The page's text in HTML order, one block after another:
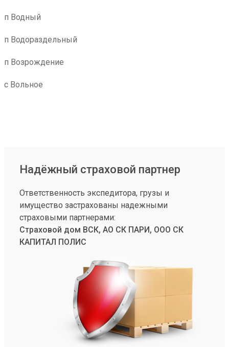
п Водный
п Водораздельный
п Возрождение
с Вольное
Надёжный страховой партнер
Ответственность экспедитора, грузы и
имущество застрахованы надежными
страховыми партнерами:
Страховой дом ВСК, АО СК ПАРИ, ООО СК
КАПИТАЛ ПОЛИС